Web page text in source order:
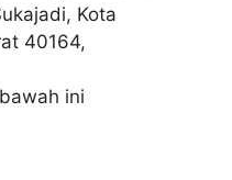
Kota
40164,
ini